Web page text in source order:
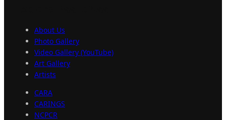
About Us
Photo Gallery
Video Gallery (YouTube)
Art Gallery
Artists
CARA
CARINGS
NCPCR